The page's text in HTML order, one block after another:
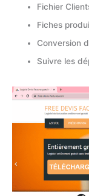
Fichier
Fiches
Conversion
Suivre les